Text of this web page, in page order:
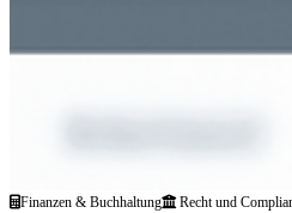
Finanzen & Buchhaltung Recht und